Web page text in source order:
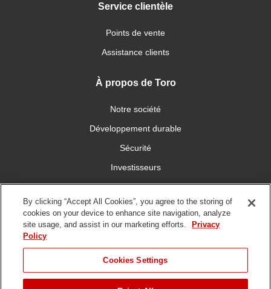
Service clientèle
Points de vente
Assistance clients
À propos de Toro
Notre société
Développement durable
Sécurité
Investisseurs
Carrières
Connectez-vous avec nous
By clicking “Accept All Cookies”, you agree to the storing of
cookies on your device to enhance site navigation, analyze
site usage, and assist in our marketing efforts.
Privacy
Policy
Cookies Settings